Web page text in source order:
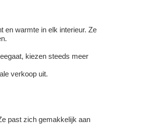
en warmte in elk interieur. Ze
kiezen steeds meer
verkoop uit.
past zich gemakkelijk aan